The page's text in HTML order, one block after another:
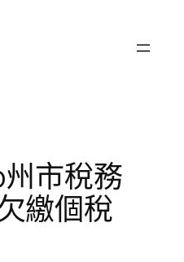
市稅務
繳個稅